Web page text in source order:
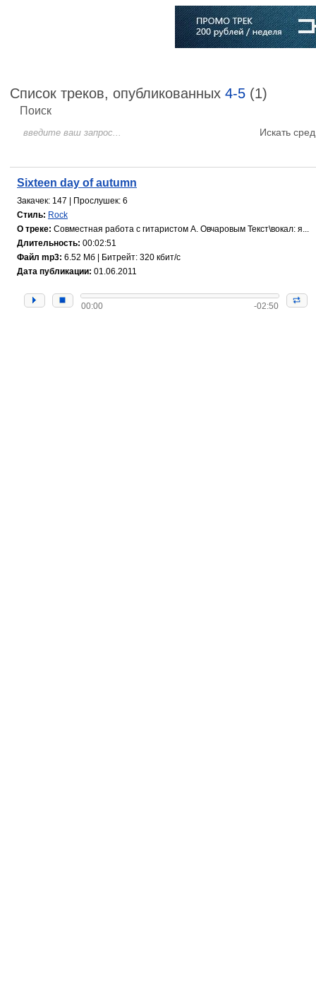
Список треков, опубликованных 4-5 (1)
Поиск
Искать
Sixteen day of autumn
Закачек: 147 | Прослушек: 6
Стиль: Rock
О треке: Совместная работа с гитаристом А. Овчаровым Текст\вокал: я...
Длительность: 00:02:51
Файл mp3: 6.52 Мб | Битрейт: 320 кбит/с
Дата публикации: 01.06.2011
00:00 -02:50